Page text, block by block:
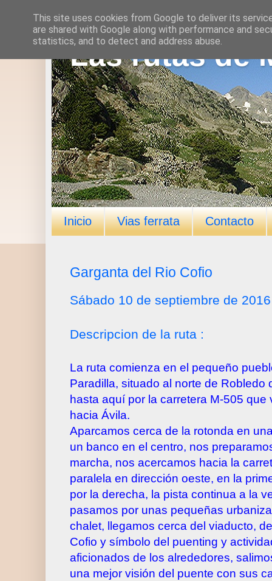
Las rutas de
Inicio Vias ferrata Contacto
Garganta del Rio Cofio
Sábado 10 de septiembre de 2016
Descripcion de la ruta :
La ruta comienza en el pequeño
Paradilla, situado al norte de Robledo
hasta aquí por la carretera M-505 que
hacia Ávila.
Aparcamos cerca de la rotonda en
un banco en el centro, nos
marcha, nos acercamos hacia la
paralela en dirección oeste, en la
por la derecha, la pista continua a la
pasamos por unas pequeñas
chalet, llegamos cerca del viaducto,
Cofio y símbolo del puenting y
aficionados de los alrededores,
una mejor visión del puente con sus
This site uses cookies from Google to deliver its
are shared with Google along with performance and
statistics, and to detect and address abuse.